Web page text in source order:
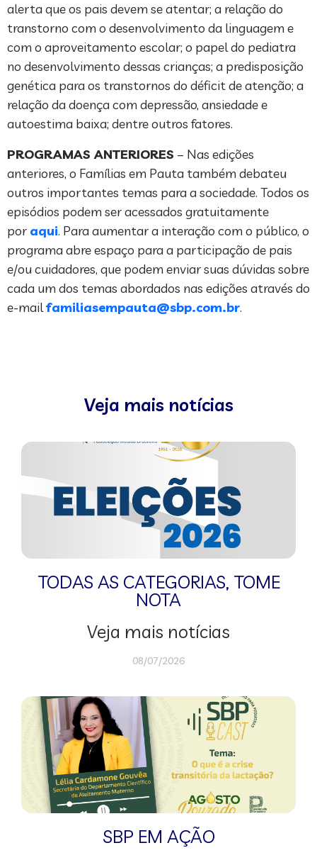
alerta que os pais devem se atentar; a relação do
transtorno com o desenvolvimento da linguagem e
com o aproveitamento escolar; o papel do pediatra
no desenvolvimento dessas crianças; a predisposição
genética para os transtornos do déficit de atenção; a
relação da doença com depressão, ansiedade e
autoestima baixa; dentre outros fatores.
PROGRAMAS ANTERIORES – Nas edições
anteriores, o Famílias em Pauta também debateu
outros importantes temas para a sociedade. Todos os
episódios podem ser acessados gratuitamente
por aqui. Para aumentar a interação com o público, o
programa abre espaço para a participação de pais
e/ou cuidadores, que podem enviar suas dúvidas sobre
cada um dos temas abordados nas edições através do
e-mailfamiliasempauta@sbp.com.br.
Veja mais notícias
TODAS AS CATEGORIAS, TOME
NOTA
Veja mais notícias
08/07/2026
SBP EM AÇÃO